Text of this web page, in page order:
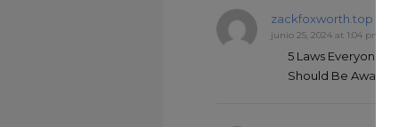
zackfoxworth.top
junio 25, 2024 at 1:04 pm
5 Laws Everyone
Should Be Aware